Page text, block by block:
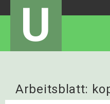
U
Arbeitsblatt: